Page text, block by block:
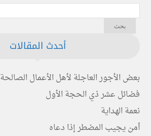
أحدث المقالات
بعض الأجور العاجلة لأهل الأعمال الصالحة
فضائل عشر ذي الحجة الأول
نعمة الهداية
أمن يجيب المضطر إذا دعاه